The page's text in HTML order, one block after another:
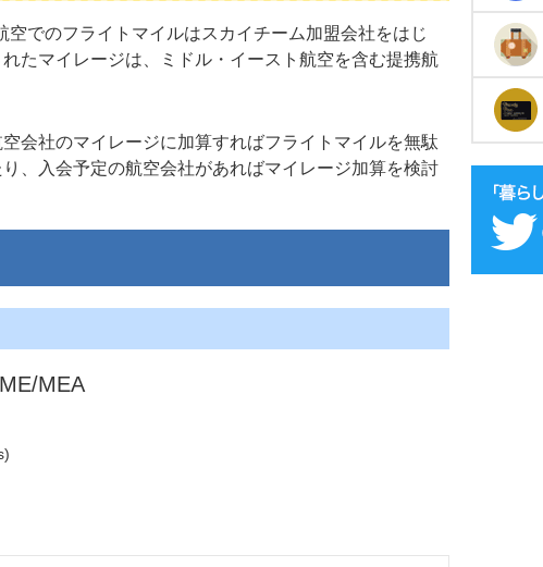
でのフライトマイルはスカイチーム加盟会社をはじ
たマイレージは、ミドル・イースト航空を含む提携航
会社のマイレージに加算すればフライトマイルを無駄
、入会予定の航空会社があればマイレージ加算を検討
MEA